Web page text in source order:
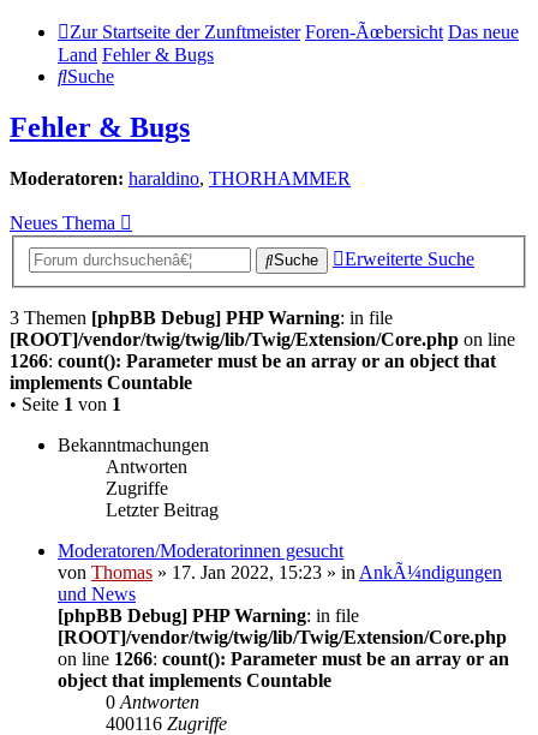
Zur Startseite der Zunftmeister Foren-Ãœbersicht Das neue
Land Fehler & Bugs
Suche
Fehler & Bugs
Moderatoren: haraldino, THORHAMMER
Neues Thema
Suche Erweiterte Suche
3 Themen [phpBB Debug] PHP Warning: in file
[ROOT]/vendor/twig/twig/lib/Twig/Extension/Core.php on line
1266: count(): Parameter must be an array or an object that
implements Countable
• Seite 1 von 1
Bekanntmachungen
Antworten
Zugriffe
Letzter Beitrag
Moderatoren/Moderatorinnen gesucht
von Thomas » 17. Jan 2022, 15:23 » in AnkÃ¼ndigungen
und News
[phpBB Debug] PHP Warning: in file
[ROOT]/vendor/twig/twig/lib/Twig/Extension/Core.php
on line 1266: count(): Parameter must be an array or an
object that implements Countable
0 Antworten
400116 Zugriffe